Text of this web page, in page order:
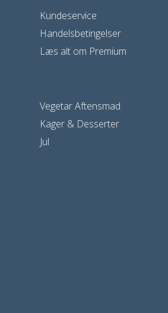
Kundeservice
Handelsbetingelser
Læs alt om Premium
Vegetar Aftensmad
Kager & Desserter
Jul